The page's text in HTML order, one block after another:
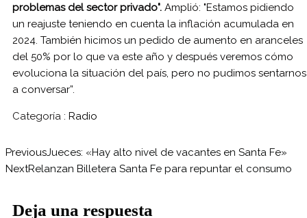
problemas del sector privado". Amplió: "Estamos pidiendo
un reajuste teniendo en cuenta la inflación acumulada en
2024. También hicimos un pedido de aumento en aranceles
del 50% por lo que va este año y después veremos cómo
evoluciona la situación del país, pero no pudimos sentarnos
a conversar”.
Categoría : Radio
PreviousJueces: «Hay alto nivel de vacantes en Santa Fe»
NextRelanzan Billetera Santa Fe para repuntar el consumo
Deja una respuesta